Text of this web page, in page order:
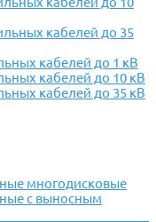
кабелей до 35
кабелей до 1 кВ
кабелей до 10 кВ
кабелей до 35 кВ
многодисковые
с выносным